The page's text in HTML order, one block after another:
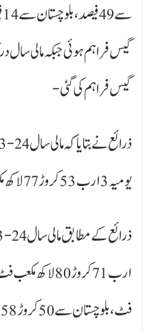
گیس فراہم کی گئی-
یومیہ 3 ارب 53 کروڑ 77 لاکھ مکعب فٹ گیس فراہم کی گئی-